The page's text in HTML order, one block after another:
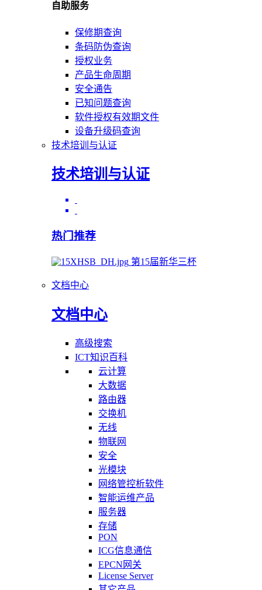
自助服务
保修期查询
条码防伪查询
授权业务
产品生命周期
安全通告
已知问题查询
软件授权有效期文件
设备升级码查询
技术培训与认证
技术培训与认证
热门推荐
第15届新华三杯
文档中心
文档中心
高级搜索
ICT知识百科
云计算
大数据
路由器
交换机
无线
物联网
安全
光模块
网络管控析软件
智能运维产品
服务器
存储
PON
ICG信息通信
EPCN网关
License Server